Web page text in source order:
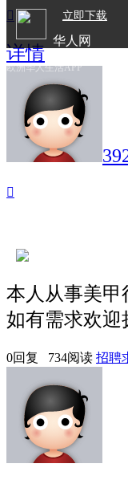
立即下载
华人网
欧洲华人生活APP

详情

本人从事美甲
如有需求欢迎
0回复 734阅读 招聘